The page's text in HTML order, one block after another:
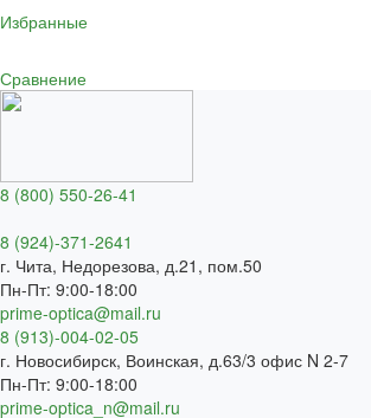
Избранные
Сравнение
8 (800) 550-26-41
8 (924)-371-2641
г. Чита, Недорезова, д.21, пом.50
Пн-Пт: 9:00-18:00
prime-optica@mail.ru
8 (913)-004-02-05
г. Новосибирск, Воинская, д.63/3 офис N 2-7
Пн-Пт: 9:00-18:00
prime-optica_n@mail.ru